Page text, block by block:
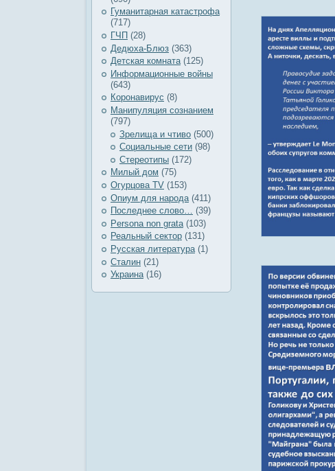
Гуманитарная катастрофа
(717)
ГЧП (28)
Дедюха-Блюз (363)
Детская комната(125)
Информационные войны
(643)
Коронавирус (8)
Манипуляция сознанием
(797)
Зрелища и чтиво (500)
Социальные сети (98)
Стереотипы (172)
Милый дом (75)
Огурцова TV (153)
Опиум для народа (411)
Последнее слово… (39)
Рersona non grata (103)
Реальный сектор (131)
Русская литература (1)
Сталин (21)
Украина(16)